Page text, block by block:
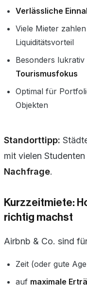
Verlässliche
Viele Mieter zahlen
Liquiditätsvorteil
Besonders lukrativ
Tourismusfokus
Optimal für
Objekten
Standorttipp:
mit vielen
Nachfrage.
Kurzzeitmiete:
richtig machst
Airbnb & Co. sind
Zeit (oder gute
auf maximale